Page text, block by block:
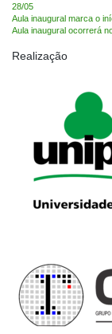
28/05
Aula inaugural marca o
Aula inaugural ocorrerá
Realização